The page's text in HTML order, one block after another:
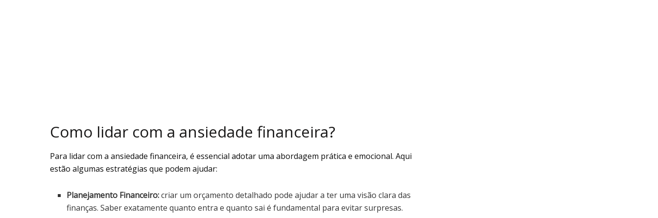
Como lidar com a ansiedade financeira?
Para lidar com a ansiedade financeira, é essencial adotar uma abordagem prática e emocional. Aqui
estão algumas estratégias que podem ajudar:
Planejamento Financeiro:criar um orçamento detalhado pode ajudar a ter uma visão clara das
finanças. Saber exatamente quanto entra e quanto sai é fundamental para evitar surpresas.